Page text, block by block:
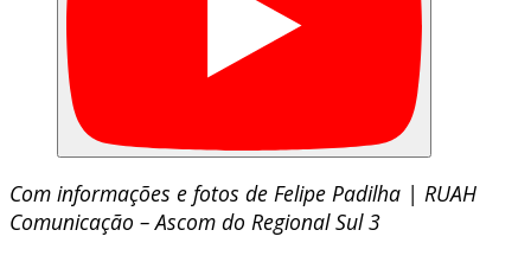
Com informações e fotos de Felipe Padilha | RUAH
Comunicação – Ascom do Regional Sul 3